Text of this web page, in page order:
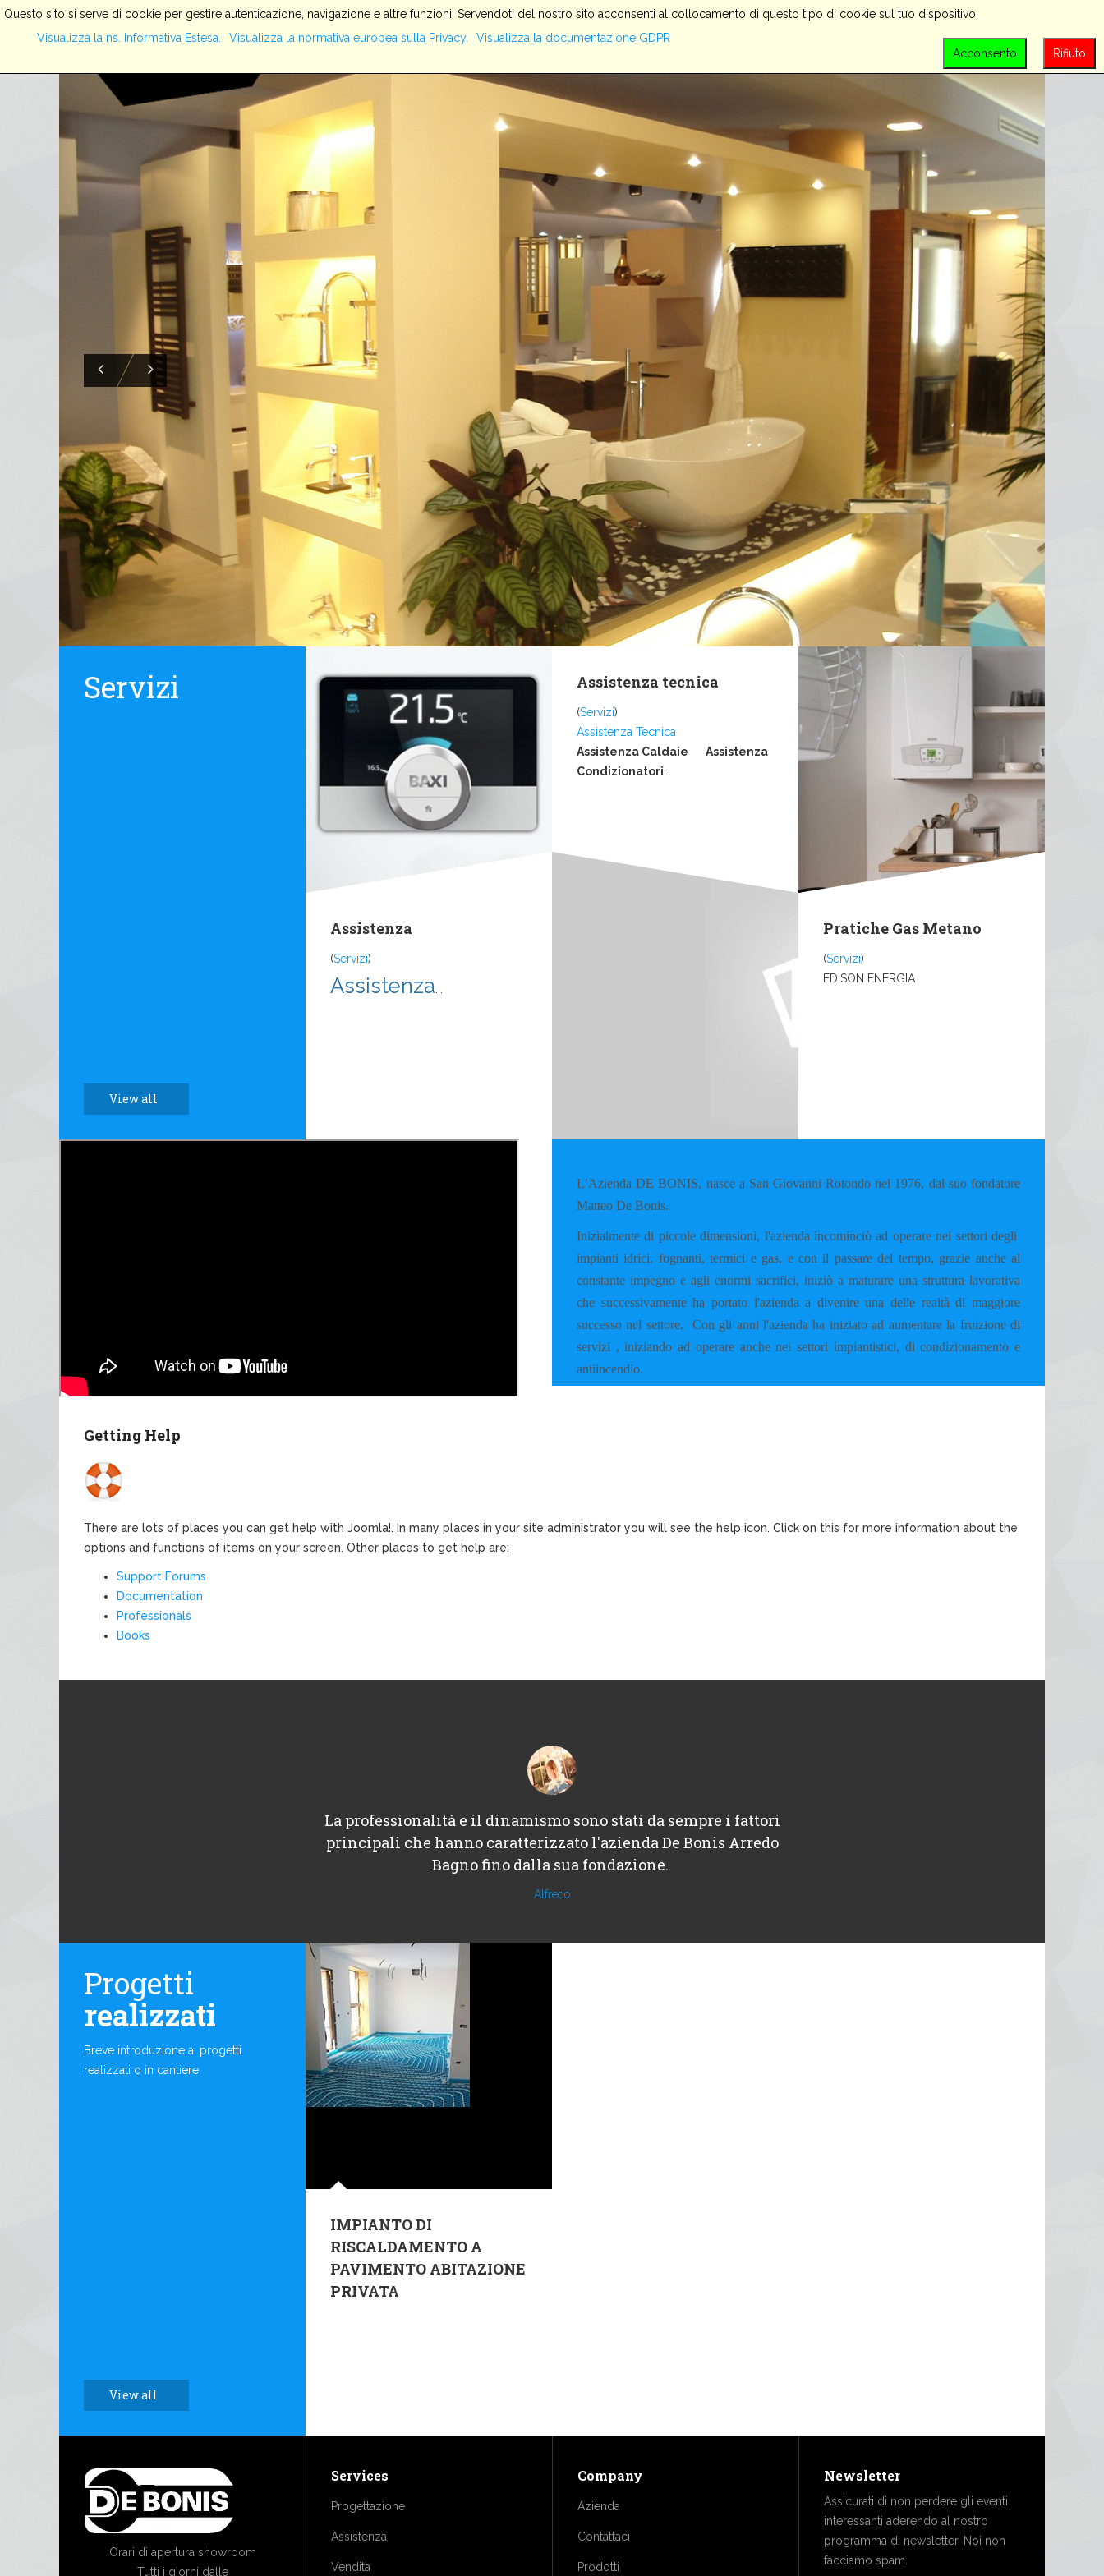
HOME SERVIZI AZIENDA PRODOTTI
SEARCH
Servizi
View all
Assistenza
(Servizi)
Assistenza...
Assistenza tecnica
(Servizi)
Assistenza Tecnica
Assistenza Caldaie
Assistenza
Condizionatori...
Pratiche Gas Metano
(Servizi)
EDISON ENERGIA
L’Azienda DE BONIS, nasce a San Giovanni Rotondo nel 1976, dal suo fondatore
Matteo De Bonis.
Inizialmente di piccole dimensioni, l'azienda incominciò ad operare nei settori degli
impianti idrici, fognanti, termici e gas, e con il passare del tempo, grazie anche al
constante impegno e agli enormi sacrifici, iniziò a maturare una struttura lavorativa
che successivamente ha portato l'azienda a divenire una delle realtà di maggiore
successo nel settore. Con gli anni l'azienda ha iniziato ad aumentare la fruizione di
servizi , iniziando ad operare anche nei settori impiantistici, di condizionamento e
antiincendio.
Getting Help
There are lots of places you can get help with Joomla!. In many places in your site administrator you will see the help icon. Click on this for more information about the
options and functions of items on your screen. Other places to get help are:
Support Forums
Documentation
Professionals
Books
La professionalità e il dinamismo sono stati da sempre i fattori
principali che hanno caratterizzato l'azienda De Bonis Arredo
Bagno fino dalla sua fondazione.
Alfredo
Progetti
realizzati
Breve introduzione ai progetti
realizzati o in cantiere
View all
IMPIANTO DI
RISCALDAMENTO A
PAVIMENTO ABITAZIONE
PRIVATA
Orari di apertura showroom
Tutti i giorni dalle
Services
Progettazione
Assistenza
Vendita
Company
Azienda
Contattaci
Prodotti
Newsletter
Assicurati di non perdere gli eventi
interessanti aderendo al nostro
programma di newsletter. Noi non
facciamo spam.
Questo sito si serve di cookie per gestire autenticazione, navigazione e altre funzioni. Servendoti del nostro sito acconsenti al collocamento di questo tipo di cookie sul tuo dispositivo.
Visualizza la ns. Informativa Estesa.
Visualizza la normativa europea sulla Privacy.
Visualizza la documentazione GDPR
Rifiuto
Acconsento